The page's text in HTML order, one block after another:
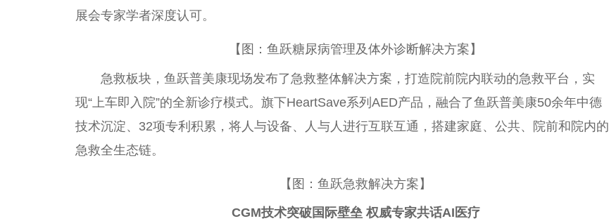
展会专家学者深度认可。
【图：鱼跃糖尿病管理及体外诊断解决方案】
急救板块，鱼跃普美康现场发布了急救整体解决方案，打造院前院内联动的急救平台，实
现“上车即入院”的全新诊疗模式。旗下HeartSave系列AED产品，融合了鱼跃普美康50余年中德
技术沉淀、32项专利积累，将人与设备、人与人进行互联互通，搭建家庭、公共、院前和院内的
急救全生态链。
【图：鱼跃急救解决方案】
CGM技术突破国际壁垒 权威专家共话AI医疗